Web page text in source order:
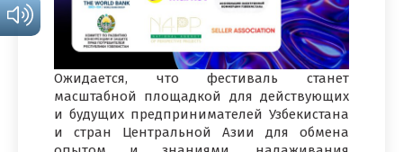
Ожидается, что фестиваль станет
масштабной площадкой для действующих
и будущих предпринимателей Узбекистана
и стран Центральной Азии для обмена